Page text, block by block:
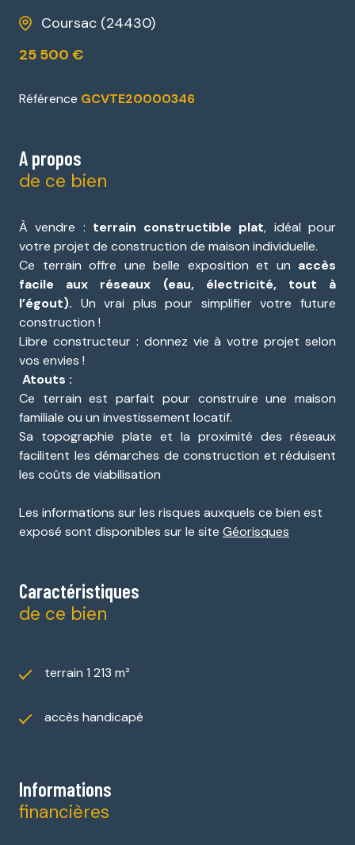
Coursac (24430)
25 500 €
Référence GCVTE20000346
A propos
de ce bien
À vendre : terrain constructible plat, idéal pour
votre projet de construction de maison individuelle.
Ce terrain offre une belle exposition et un accès
facile aux réseaux (eau, électricité, tout à
l’égout). Un vrai plus pour simplifier votre future
construction !
Libre constructeur : donnez vie à votre projet selon
vos envies !
Atouts :
Ce terrain est parfait pour construire une maison
familiale ou un investissement locatif.
Sa topographie plate et la proximité des réseaux
facilitent les démarches de construction et réduisent
les coûts de viabilisation
Les informations sur les risques auxquels ce bien est
exposé sont disponibles sur le site Géorisques
Caractéristiques
de ce bien
terrain 1 213 m²
accès handicapé
Informations
financières